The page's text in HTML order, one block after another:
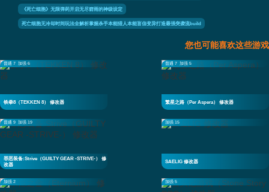
《死亡细胞》无限弹药开启无尽箭雨的神级设定
死亡细胞无冷却时间玩法全解析掌握杀手本能猎人本能盲信变异打造最强突袭流build
您也可能喜欢这些游戏
普通 7 加强 6
铁拳8（TEKKEN 8） 修改器
普通 7 加强 5
繁星之路（Per Aspera） 修改器
普通 9 加强 19
罪恶装备:Strive（GUILTY GEAR -STRIVE-） 修
改器
加强 15
SAELIG 修改器
加强 2 加强 5